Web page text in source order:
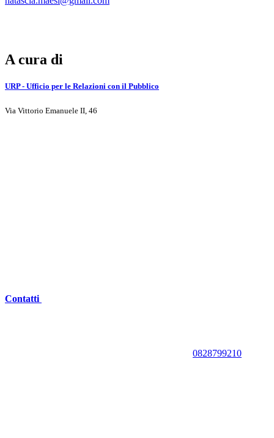
A cura di
URP - Ufficio per le Relazioni con il Pubblico
Via Vittorio Emanuele II, 46
Contatti
0828799210